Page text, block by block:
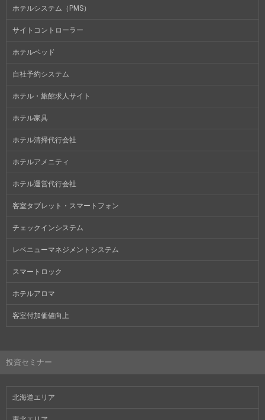
ホテルシステム（PMS）
サイトコントローラー
ホテルベッド
自社予約システム
ホテル・旅館求人サイト
ホテル家具
ホテル清掃代行会社
ホテルアメニティ
ホテル運営代行会社
客室タブレット・スマートフォン
チェックインシステム
レベニューマネジメントシステム
スマートロック
ホテルアロマ
客室付加価値向上
投資セミナー
北海道エリア